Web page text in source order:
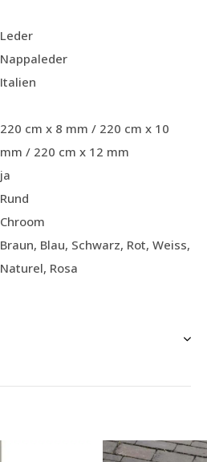
Leder
Nappaleder
Italien
220 cm x 8 mm / 220 cm x 10
mm / 220 cm x 12 mm
ja
Rund
Chroom
Braun, Blau, Schwarz, Rot, Weiss,
Naturel, Rosa